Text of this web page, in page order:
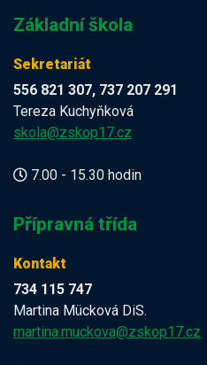
Základní škola
Sekretariát
556 821 307, 737 207 291
Tereza Kuchyňková
skola@zskop17.cz
7.00 - 15.30 hodin
Přípravná třída
Kontakt
734 115 747
Martina Mücková DiS.
martina.muckova@zskop17.cz